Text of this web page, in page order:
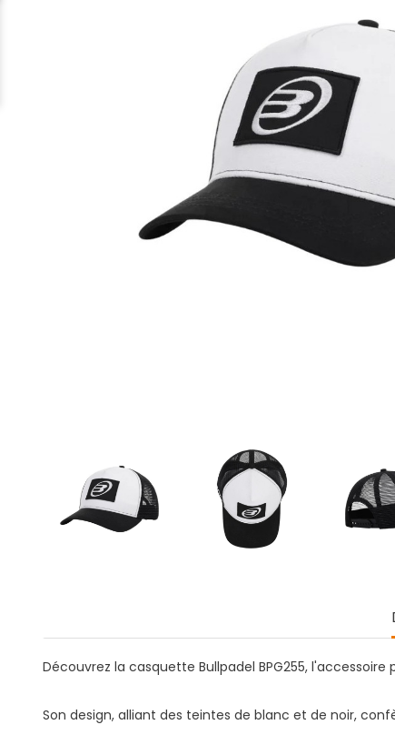
Découvrez la casquette Bullpadel BPG255,
Son design, alliant des teintes de blanc et de noir,